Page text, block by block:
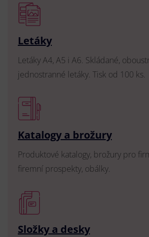
Letáky
Letáky A4, A5 i A6. Skládané,
jednostranné letáky. Tisk od 100 ks.
Katalogy a brožury
Produktové katalogy, brožury pro
firemní prospekty, obálky.
Složky a desky